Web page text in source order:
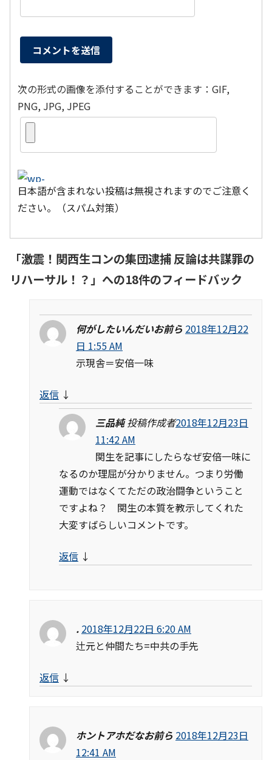
次の形式の画像を添付することができます：GIF,
PNG, JPG, JPEG
日本語が含まれない投稿は無視されますのでご注意く
ださい。（スパム対策）
「激震！関西生コンの集団逮捕 反論は共謀罪の
リハーサル！？ 」への18件のフィードバック
何がしたいんだいお前ら 2018年12月22
日 1:55 AM
示現舎＝安倍一味
返信 ↓
三品純 投稿作成者2018年12月23日
11:42 AM
関生を記事にしたらなぜ安倍一味に
なるのか理屈が分かりません。つまり労働
運動ではなくてただの政治闘争ということ
ですよね？ 関生の本質を教示してくれた
大変すばらしいコメントです。
返信 ↓
. 2018年12月22日 6:20 AM
辻元と仲間たち=中共の手先
返信 ↓
ホントアホだなお前ら 2018年12月23日
12:41 AM